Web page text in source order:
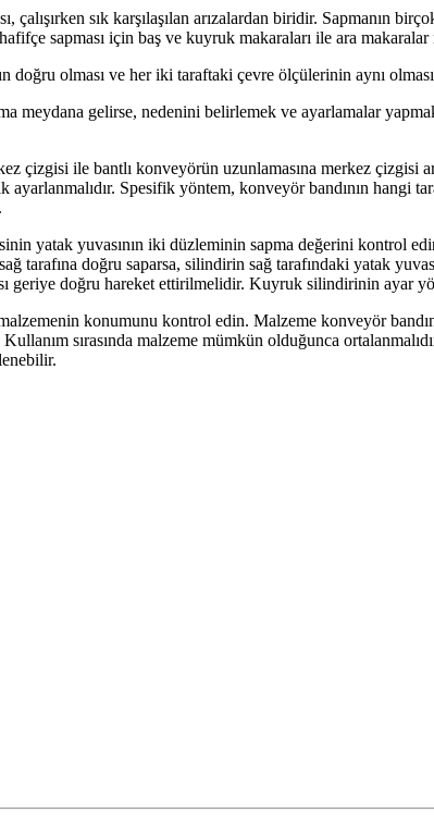
çalışırken sık karşılaşılan arızalardan biridir. Sapmanın
hafifçe sapması için baş ve kuyruk makaraları ile ara
doğru olması ve her iki taraftaki çevre ölçülerinin aynı
meydana gelirse, nedenini belirlemek ve ayarlamalar
çizgisi ile bantlı konveyörün uzunlamasına merkez çizgisi
ayarlanmalıdır. Spesifik yöntem, konveyör bandının hangi
yatak yuvasının iki düzleminin sapma değerini kontrol
tarafına doğru saparsa, silindirin sağ tarafındaki yatak
geriye doğru hareket ettirilmelidir. Kuyruk silindirinin ayar
konumunu kontrol edin. Malzeme konveyör
sırasında malzeme mümkün olduğunca